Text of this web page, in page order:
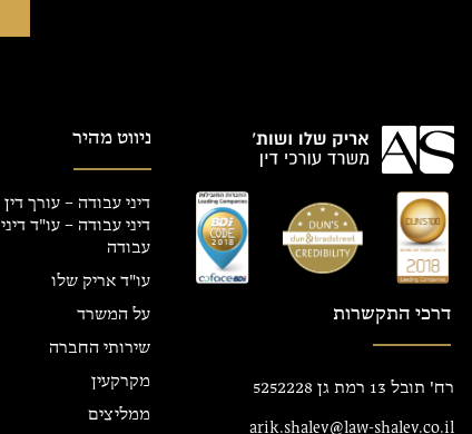
דרכי התקשרות
רח' תובל 13 רמת גן 5252228
arik.shalev@law-shalev.co.il
ניווט מהיר
דיני עבודה – עורך דין
דיני עבודה – עו"ד דיני
עבודה
עו"ד אריק שלו
על המשרד
שירותי החברה
מקרקעין
ממליצים